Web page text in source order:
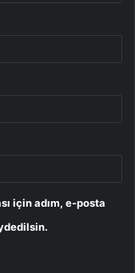
için adım, e-posta